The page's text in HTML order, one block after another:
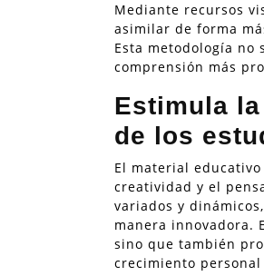
Mediante recursos
asimilar de forma
Esta metodología
comprensión más
Estimula
de los
El material
creatividad y el
variados y
manera innovadora.
sino que también
crecimiento